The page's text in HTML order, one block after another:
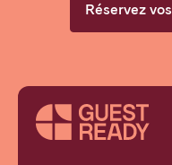
Réservez